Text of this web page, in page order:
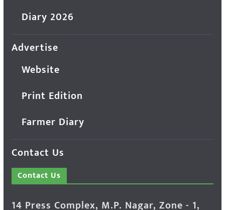
Diary 2026
Advertise
Website
Print Edition
Farmer Diary
Contact Us
Contact Us
14 Press Complex, M.P. Nagar, Zone - 1,